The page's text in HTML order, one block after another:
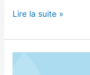
Lire la suite »